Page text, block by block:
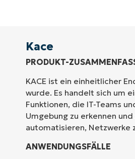
Kace
PRODUKT-
KACE ist ein einheitlicher
wurde. Es handelt sich um
Funktionen, die IT-Teams
Umgebung zu erkennen
automatisieren, Netzwerke
ANWENDUNGSFÄLLE
Company